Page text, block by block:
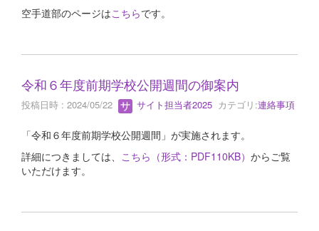
空手道部のページはこちらです。
令和６年度前期学校公開週間の御案内
投稿日時 : 2024/05/22 サイト担当者2025 カテゴリ:連絡事項
「令和６年度前期学校公開週間」が実施されます。
詳細につきましては、 こちら（形式：PDF110KB） からご覧
いただけます。